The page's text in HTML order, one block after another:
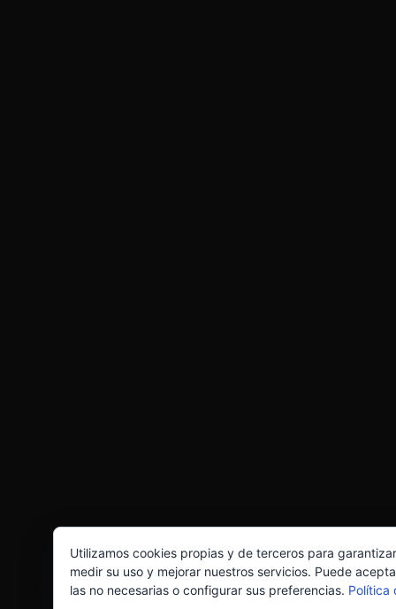
Utilizamos cookies propias y de terceros para
medir su uso y mejorar nuestros servicios. Puede
las no necesarias o configurar sus preferencias. Política